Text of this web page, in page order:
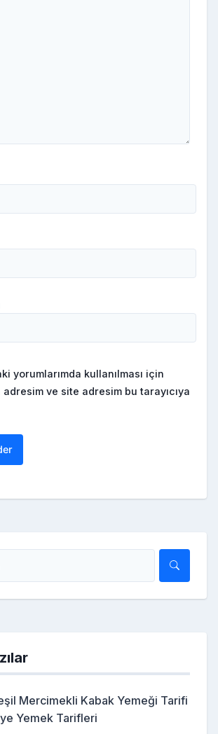
yorumlarımda kullanılması için
adresim ve site adresim bu tarayıcıya
Mercimekli Kabak Yemeği Tarifi
Yemek Tarifleri